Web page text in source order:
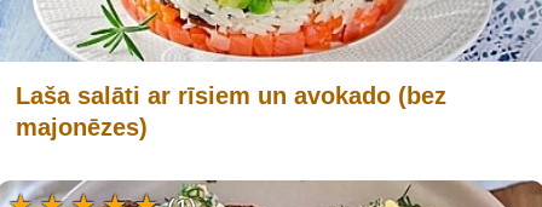
Laša salāti ar rīsiem un avokado (bez
majonēzes)